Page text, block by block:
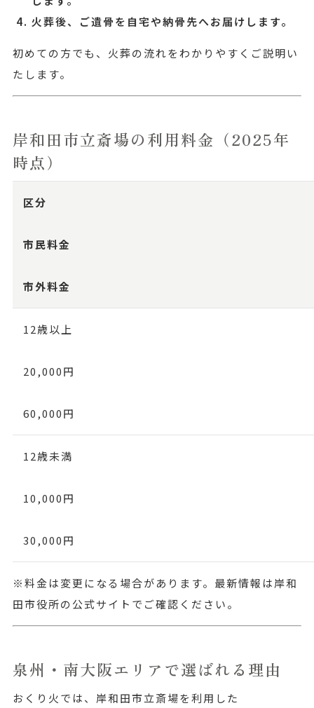
火葬後、ご遺骨を自宅や納骨先へお届けします。
初めての方でも、火葬の流れをわかりやすくご説明い
たします。
岸和田市立斎場の利用料金（2025年
時点）
区分
市民料金
市外料金
12歳以上
20,000円
60,000円
12歳未満
10,000円
30,000円
※料金は変更になる場合があります。最新情報は岸和
田市役所の公式サイトでご確認ください。
泉州・南大阪エリアで選ばれる理由
おくり火では、岸和田市立斎場を利用した